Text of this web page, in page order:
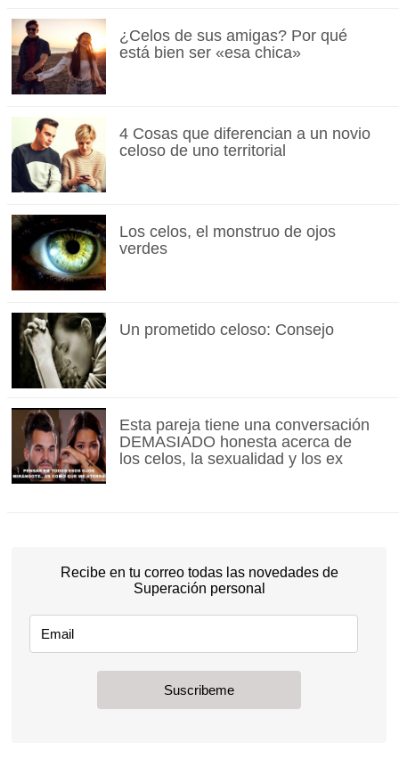
¿Celos de sus amigas? Por qué
está bien ser «esa chica»
4 Cosas que diferencian a un novio
celoso de uno territorial
Los celos, el monstruo de ojos
verdes
Un prometido celoso: Consejo
Esta pareja tiene una conversación
DEMASIADO honesta acerca de
los celos, la sexualidad y los ex